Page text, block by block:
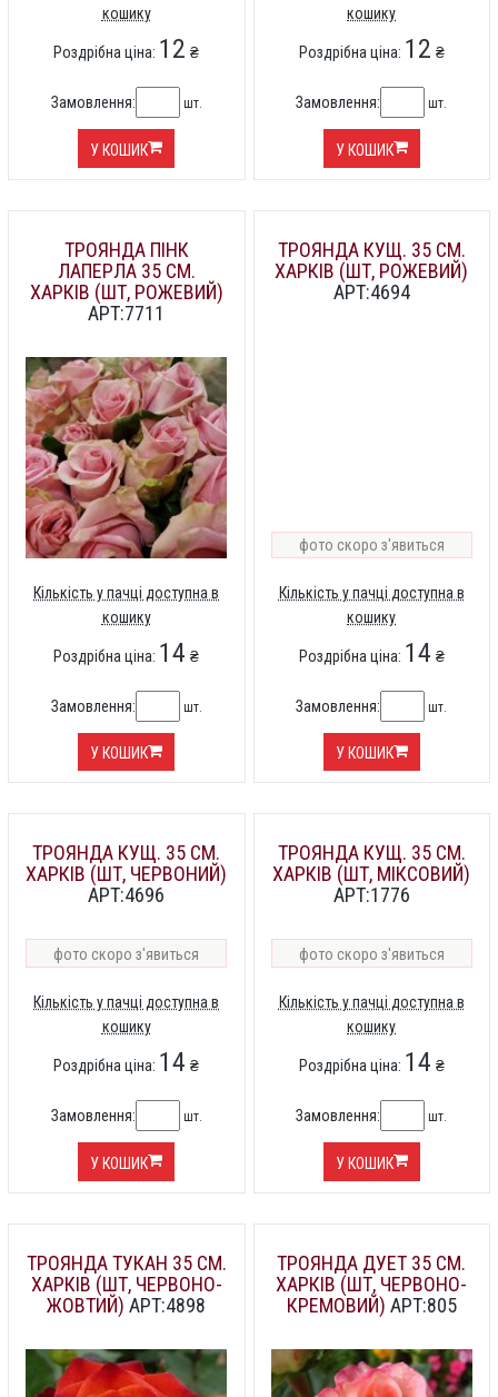
кошику
Роздрібна ціна: 12 ₴
Замовлення: шт.
У КОШИК
кошику
Роздрібна ціна: 12 ₴
Замовлення: шт.
У КОШИК
ТРОЯНДА ПІНК
ЛАПЕРЛА 35 СМ.
ХАРКІВ (ШТ, РОЖЕВИЙ)
АРТ:7711
Кількість у пачці доступна в
кошику
Роздрібна ціна: 14 ₴
Замовлення: шт.
У КОШИК
ТРОЯНДА КУЩ. 35 СМ.
ХАРКІВ (ШТ, РОЖЕВИЙ)
АРТ:4694
фото скоро з'явиться
Кількість у пачці доступна в
кошику
Роздрібна ціна: 14 ₴
Замовлення: шт.
У КОШИК
ТРОЯНДА КУЩ. 35 СМ.
ХАРКІВ (ШТ, ЧЕРВОНИЙ)
АРТ:4696
фото скоро з'явиться
Кількість у пачці доступна в
кошику
Роздрібна ціна: 14 ₴
Замовлення: шт.
У КОШИК
ТРОЯНДА КУЩ. 35 СМ.
ХАРКІВ (ШТ, МІКСОВИЙ)
АРТ:1776
фото скоро з'явиться
Кількість у пачці доступна в
кошику
Роздрібна ціна: 14 ₴
Замовлення: шт.
У КОШИК
ТРОЯНДА ТУКАН 35 СМ.
ХАРКІВ (ШТ, ЧЕРВОНО-
ЖОВТИЙ) АРТ:4898
ТРОЯНДА ДУЕТ 35 СМ.
ХАРКІВ (ШТ, ЧЕРВОНО-
КРЕМОВИЙ) АРТ:805